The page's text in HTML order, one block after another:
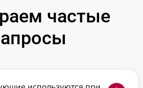
частые